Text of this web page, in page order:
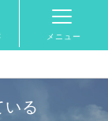
メニュー
る